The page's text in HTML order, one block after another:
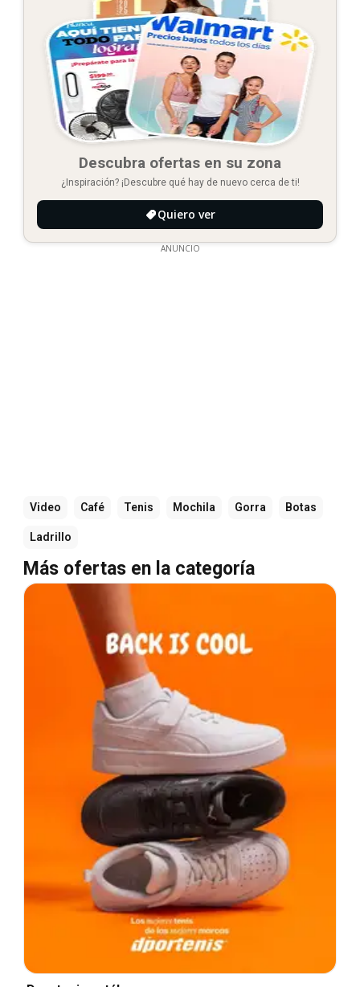
Descubra ofertas en su zona
¿Inspiración? ¡Descubre qué hay de nuevo cerca de ti!
Quiero ver
ANUNCIO
Video Café Tenis Mochila Gorra Botas
Ladrillo
Más ofertas en la categoría